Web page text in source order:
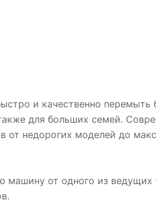
и качественно перемыть
для больших семей.
от недорогих моделей до
машину от одного из ведущих